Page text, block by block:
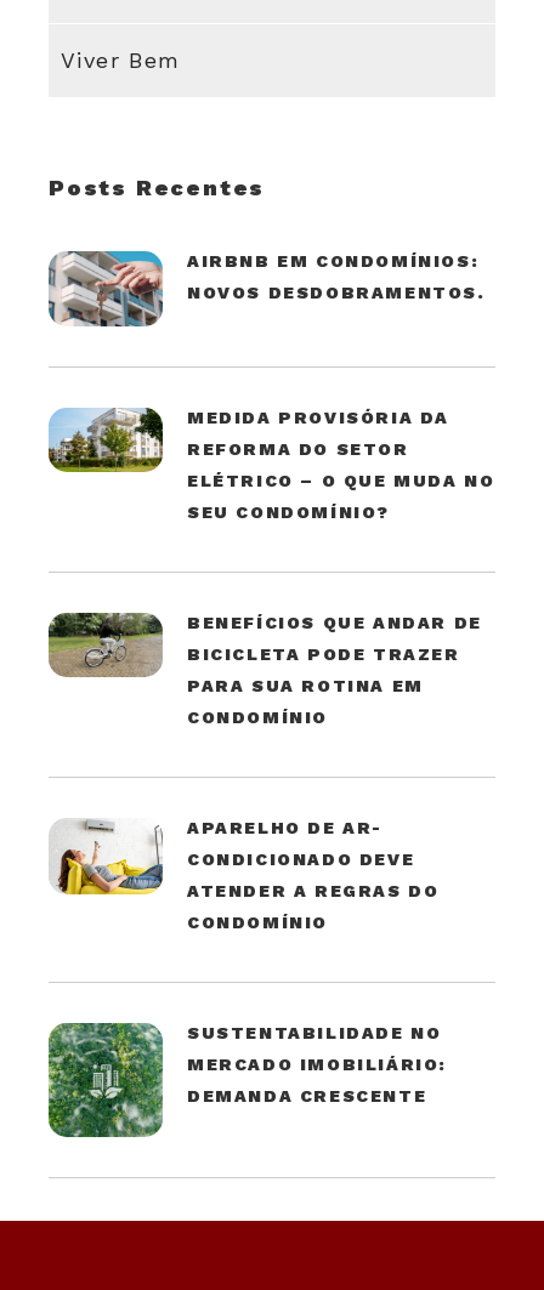
Viver Bem
Posts Recentes
AIRBNB EM CONDOMÍNIOS:
NOVOS DESDOBRAMENTOS.
MEDIDA PROVISÓRIA DA
REFORMA DO SETOR
ELÉTRICO – O QUE MUDA NO
SEU CONDOMÍNIO?
BENEFÍCIOS QUE ANDAR DE
BICICLETA PODE TRAZER
PARA SUA ROTINA EM
CONDOMÍNIO
APARELHO DE AR-
CONDICIONADO DEVE
ATENDER A REGRAS DO
CONDOMÍNIO
SUSTENTABILIDADE NO
MERCADO IMOBILIÁRIO:
DEMANDA CRESCENTE